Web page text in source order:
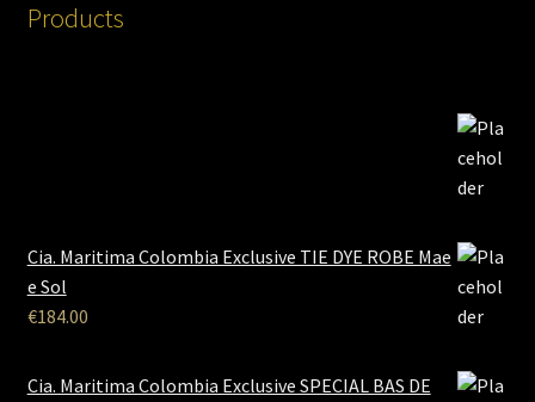
Products
Cia. Maritima Colombia Exclusive TIE DYE ROBE Mae
e Sol
€184.00
Cia. Maritima Colombia Exclusive SPECIAL BAS DE